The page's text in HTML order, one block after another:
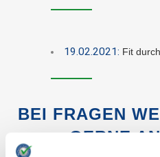
19.02.2021: Fit
BEI FRAGEN
GERNE